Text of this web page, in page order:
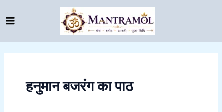
to
हनुमान बजरंग का पाठ